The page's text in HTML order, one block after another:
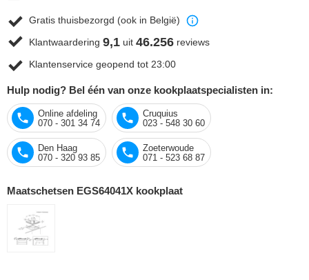
Gratis thuisbezorgd (ook in België)
Klantwaardering 9,1 uit 46.256 reviews
Klantenservice geopend tot 23:00
Hulp nodig? Bel één van onze kookplaatspecialisten in:
Online afdeling
070 - 301 34 74
Cruquius
023 - 548 30 60
Den Haag
070 - 320 93 85
Zoeterwoude
071 - 523 68 87
Maatschetsen EGS64041X kookplaat